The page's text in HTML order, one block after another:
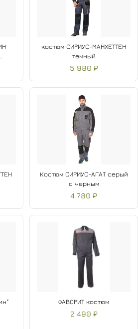
костюм СИРИУС-МАНХЕТТЕН
темный
5 980 ₽
Костюм СИРИУС-АГАТ серый
с черным
4 780 ₽
ФАВОРИТ костюм
2 490 ₽